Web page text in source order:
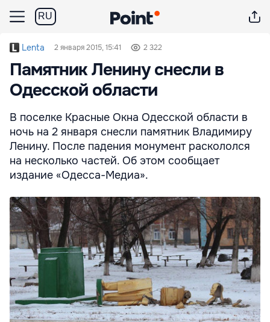
RU
Lenta 2 января 2015, 15:41 2 322
Памятник Ленину снесли в
Одесской области
В поселке Красные Окна Одесской области в
ночь на 2 января снесли памятник Владимиру
Ленину. После падения монумент раскололся
на несколько частей. Об этом сообщает
издание «Одесса-Медиа».